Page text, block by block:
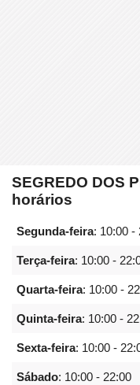
SEGREDO DOS
horários
Segunda-feira: 10:00 -
Terça-feira: 10:00 -
Quarta-feira: 10:00 -
Quinta-feira: 10:00 -
Sexta-feira: 10:00 -
Sábado: 10:00 - 22:00